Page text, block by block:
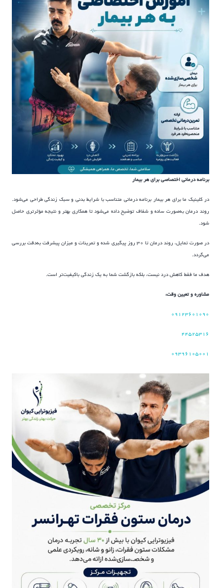
برنامه درمانی اختصاصی برای هر بیمار
در کلینیک ما برای هر بیمار برنامه درمانی متناسب با شرایط بدنی و سبک زندگی طراحی می‌شود.
روند درمان به‌صورت ساده و شفاف توضیح داده می‌شود تا همکاری بهتر و نتیجه مؤثرتری حاصل
شود.
در صورت تمایل، روند درمان تا ۳۰ روز پیگیری شده و تمرینات و میزان پیشرفت به‌دقت بررسی
می‌گردد.
هدف ما فقط کاهش درد نیست، بلکه بازگشت شما به یک زندگی باکیفیت‌تر است.
مشاوره و تعیین وقت:
۰۹۱۲۳۶۰۱۰۹۰
۴۴۵۲۵۳۱۶
۰۹۳۹۶۱۰۵۰۰۱